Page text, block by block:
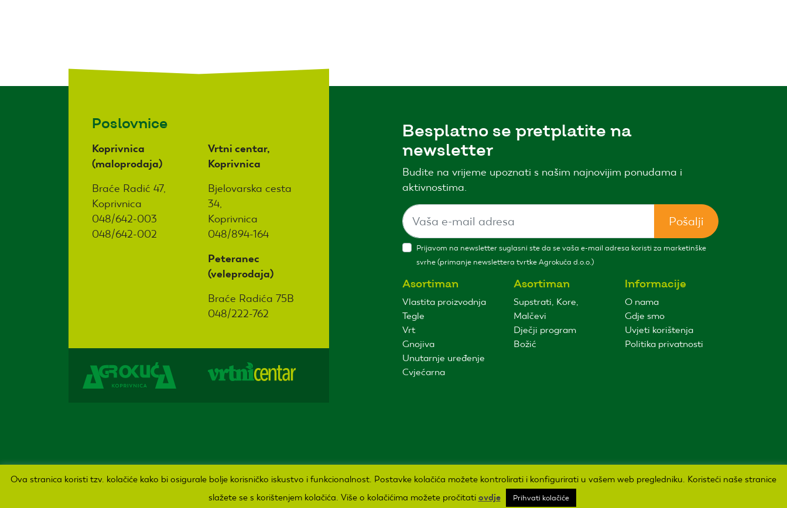
Poslovnice
Koprivnica
(maloprodaja)
Braće Radić 47,
Koprivnica
048/642-003
048/642-002
Vrtni centar,
Koprivnica
Bjelovarska cesta
34,
Koprivnica
048/894-164
Peteranec
(veleprodaja)
Braće Radića 75B
048/222-762
Besplatno se pretplatite na
newsletter
Budite na vrijeme upoznati s našim najnovijim ponudama i
aktivnostima.
Pošalji
Prijavom na newsletter suglasni ste da se vaša e-mail adresa koristi za marketinške
svrhe (primanje newslettera tvrtke Agrokuća d.o.o.)
Asortiman
Vlastita proizvodnja
Tegle
Vrt
Gnojiva
Unutarnje uređenje
Cvjećarna
Asortiman
Supstrati, Kore,
Malčevi
Dječji program
Božić
Informacije
O nama
Gdje smo
Uvjeti korištenja
Politika privatnosti
Sva prava pridržana Agro kuća d.o.o. 2019. Izrada:
Ova stranica koristi tzv. kolačiće kako bi osigurale bolje korisničko iskustvo i funkcionalnost. Postavke kolačića možete kontrolirati i konfigurirati u vašem web pregledniku. Koristeći naše stranice
slažete se s korištenjem kolačića. Više o kolačićima možete pročitati ovdje Prihvati kolačiće